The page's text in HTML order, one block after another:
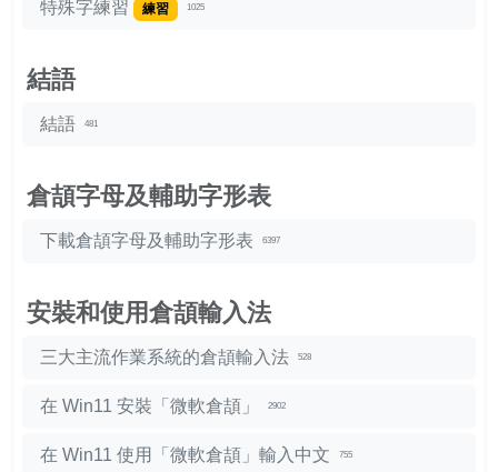
特殊字練習 練習 1025
結語
結語 481
倉頡字母及輔助字形表
下載倉頡字母及輔助字形表 6397
安裝和使用倉頡輸入法
三大主流作業系統的倉頡輸入法 528
在 Win11 安裝「微軟倉頡」 2902
在 Win11 使用「微軟倉頡」輸入中文 755